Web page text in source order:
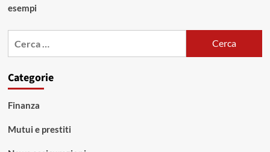
esempi
Categorie
Finanza
Mutui e prestiti